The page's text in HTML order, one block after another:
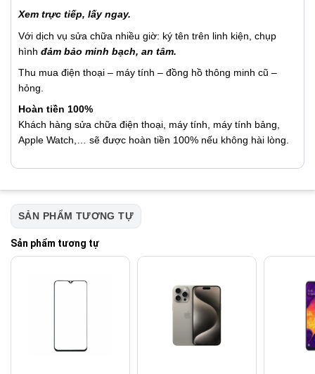
Xem trực tiếp, lấy ngay.
Với dịch vụ sửa chữa nhiều giờ: ký tên trên linh kiện, chụp
hình đảm bảo minh bạch, an tâm.
Thu mua điện thoại – máy tính – đồng hồ thông minh cũ –
hỏng.
Hoàn tiền 100%
Khách hàng sửa chữa điện thoại, máy tính, máy tính bảng,
Apple Watch,… sẽ được hoàn tiền 100% nếu không hài lòng.
SẢN PHẨM TƯƠNG TỰ
Sản phẩm tương tự